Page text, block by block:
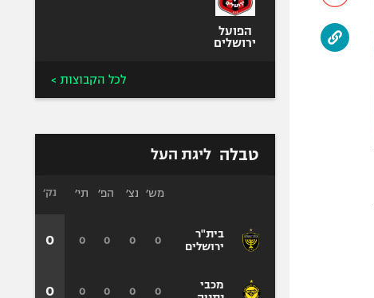
הפועל
ירושלים
לכל הקבוצות >
טבלה ליגת העל
בית"ר
ירושלים
מכבי
מש׳ נצ׳ הפ׳ תי׳
0
0
0
0
0
0
0
0
נק׳
0
0